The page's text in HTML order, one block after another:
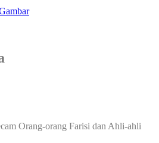
Orang-orang Farisi dan Ahli-ahli